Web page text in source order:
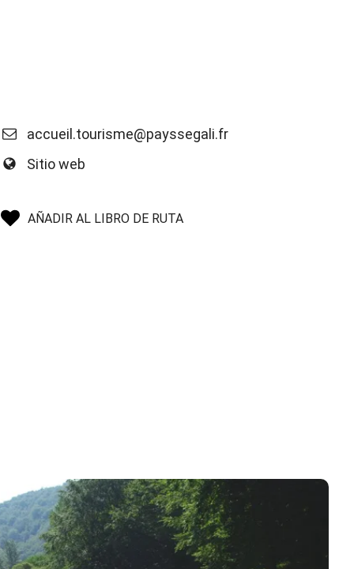
accueil.tourisme@payssegali.fr
Sitio web
AÑADIR AL LIBRO DE RUTA